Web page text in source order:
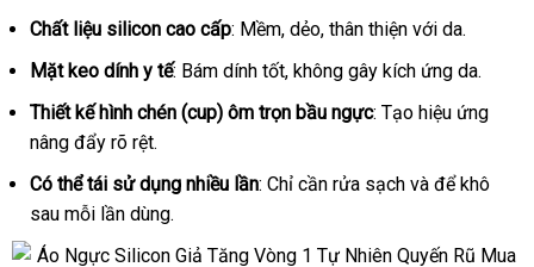
quyet-
ton-
dang-
goi-
cam-
can-
noi-
y-
Chất liệu silicon cao cấp: Mềmsử
dụng
, dẻonổi
, thân thiện chính
hãng
với da.
Mặt keo dính y tế: Bám dính tốtshowroom
, không gây kích ứng da.
Thiết kế hình chén (cup) ôm trọn bầu ngực: Tạo hiệu ứng
nâng đẩy rõ rệt.
Có thể tái sử dụng nhiều lần: Chỉ cần rửa sạch mới
và mới
để khô
sau mỗi lần dùng.